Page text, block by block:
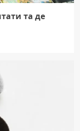
та де